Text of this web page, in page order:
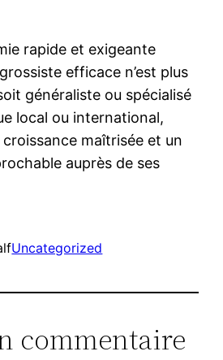
rapide et exigeante
efficace n’est plus
généraliste ou spécialisé
local ou international,
maîtrisée et un
auprès de ses
Uncategorized
commentaire